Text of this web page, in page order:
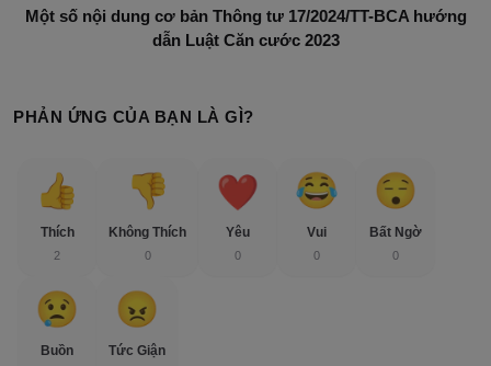
Một số nội dung cơ bản Thông tư 17/2024/TT-BCA hướng
dẫn Luật Căn cước 2023
PHẢN ỨNG CỦA BẠN LÀ GÌ?
Thích
2
Không Thích
0
Yêu
0
Vui
0
Bất Ngờ
0
Buồn Tức Giận